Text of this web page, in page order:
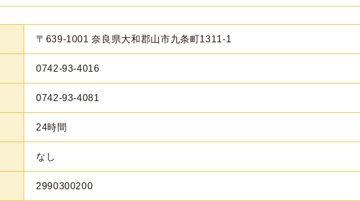
〒639-1001奈良県大和郡山市九条町1311-1
0742-93-4016
0742-93-4081
24時間
なし
2990300200